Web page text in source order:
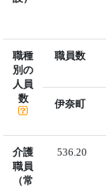
職種
別の
人員
数
職員数
伊奈町
介護
職員
（常
536.20